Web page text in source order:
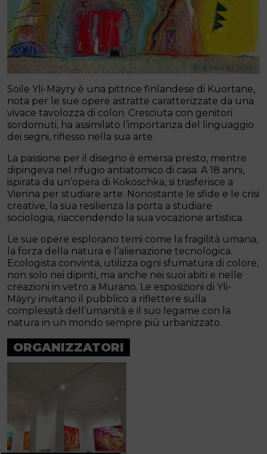
Soile Yli-Mäyry è una pittrice finlandese di Kuortane,
nota per le sue opere astratte caratterizzate da una
vivace tavolozza di colori. Cresciuta con genitori
sordomuti, ha assimilato l’importanza del linguaggio
dei segni, riflesso nella sua arte.
La passione per il disegno è emersa presto, mentre
dipingeva nel rifugio antiatomico di casa. A 18 anni,
ispirata da un’opera di Kokoschka, si trasferisce a
Vienna per studiare arte. Nonostante le sfide e le crisi
creative, la sua resilienza la porta a studiare
sociologia, riaccendendo la sua vocazione artistica.
Le sue opere esplorano temi come la fragilità umana,
la forza della natura e l’alienazione tecnologica.
Ecologista convinta, utilizza ogni sfumatura di colore,
non solo nei dipinti, ma anche nei suoi abiti e nelle
creazioni in vetro a Murano. Le esposizioni di Yli-
Mäyry invitano il pubblico a riflettere sulla
complessità dell’umanità e il suo legame con la
natura in un mondo sempre più urbanizzato.
ORGANIZZATORI